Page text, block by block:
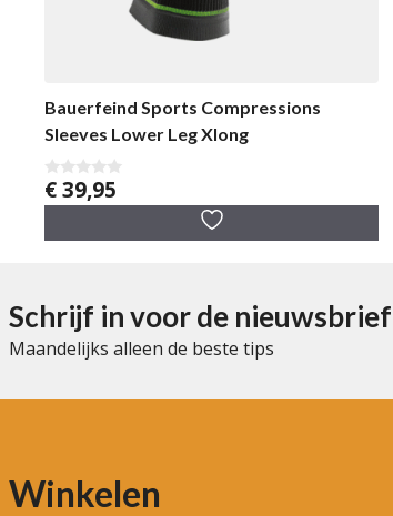
Bauerfeind Sports Compressions
Sleeves Lower Leg Xlong
0
v
5
€39,95
Schrijf in voor de nieuwsbrief
Maandelijks alleen de beste tips
Winkelen